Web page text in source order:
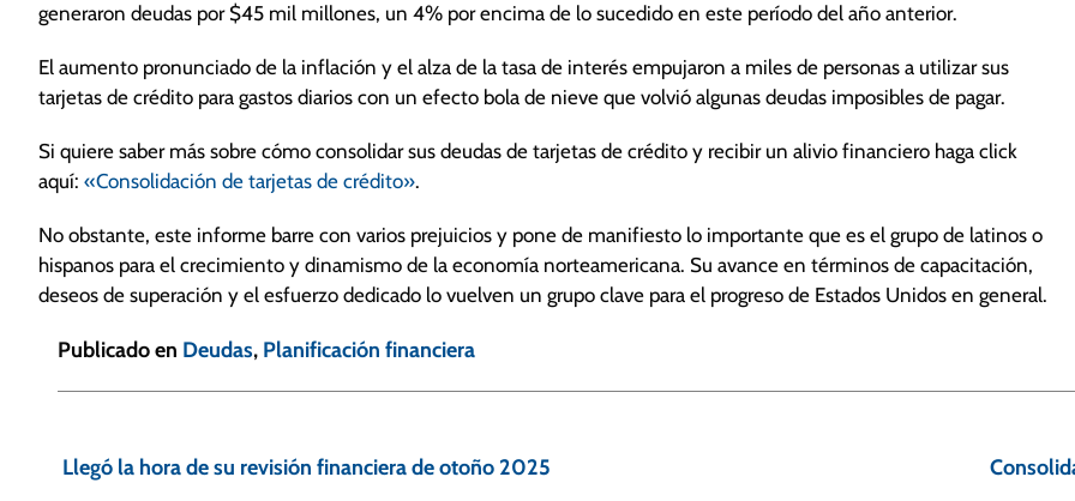
generaron deudas por $45 mil millones, un 4% por encima de lo sucedido en este período del año anterior.
El aumento pronunciado de la inflación y el alza de la tasa de interés empujaron a miles de personas a utilizar sus
tarjetas de crédito para gastos diarios con un efecto bola de nieve que volvió algunas deudas imposibles de pagar.
Si quiere saber más sobre cómo consolidar sus deudas de tarjetas de crédito y recibir un alivio financiero haga click
aquí: «Consolidación de tarjetas de crédito».
No obstante, este informe barre con varios prejuicios y pone de manifiesto lo importante que es el grupo de latinos o
hispanos para el crecimiento y dinamismo de la economía norteamericana. Su avance en términos de capacitación,
deseos de superación y el esfuerzo dedicado lo vuelven un grupo clave para el progreso de Estados Unidos en general.
Publicado en Deudas, Planificación financiera
aLlegó la hora de su revisión financiera de otoño 2025